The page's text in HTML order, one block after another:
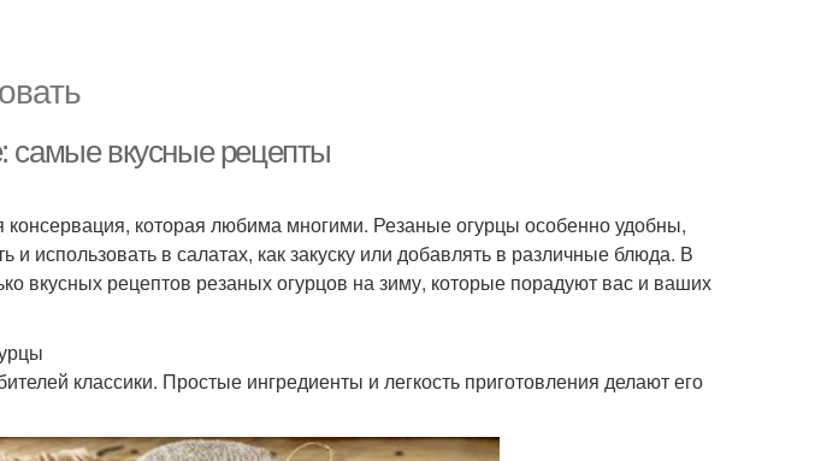
самые вкусные рецепты
которая любима многими. Резаные огурцы особенно удобны,
и использовать в салатах, как закуску или добавлять в различные блюда. В
вкусных рецептов резаных огурцов на зиму, которые порадуют вас и ваших
классики. Простые ингредиенты и легкость приготовления делают его